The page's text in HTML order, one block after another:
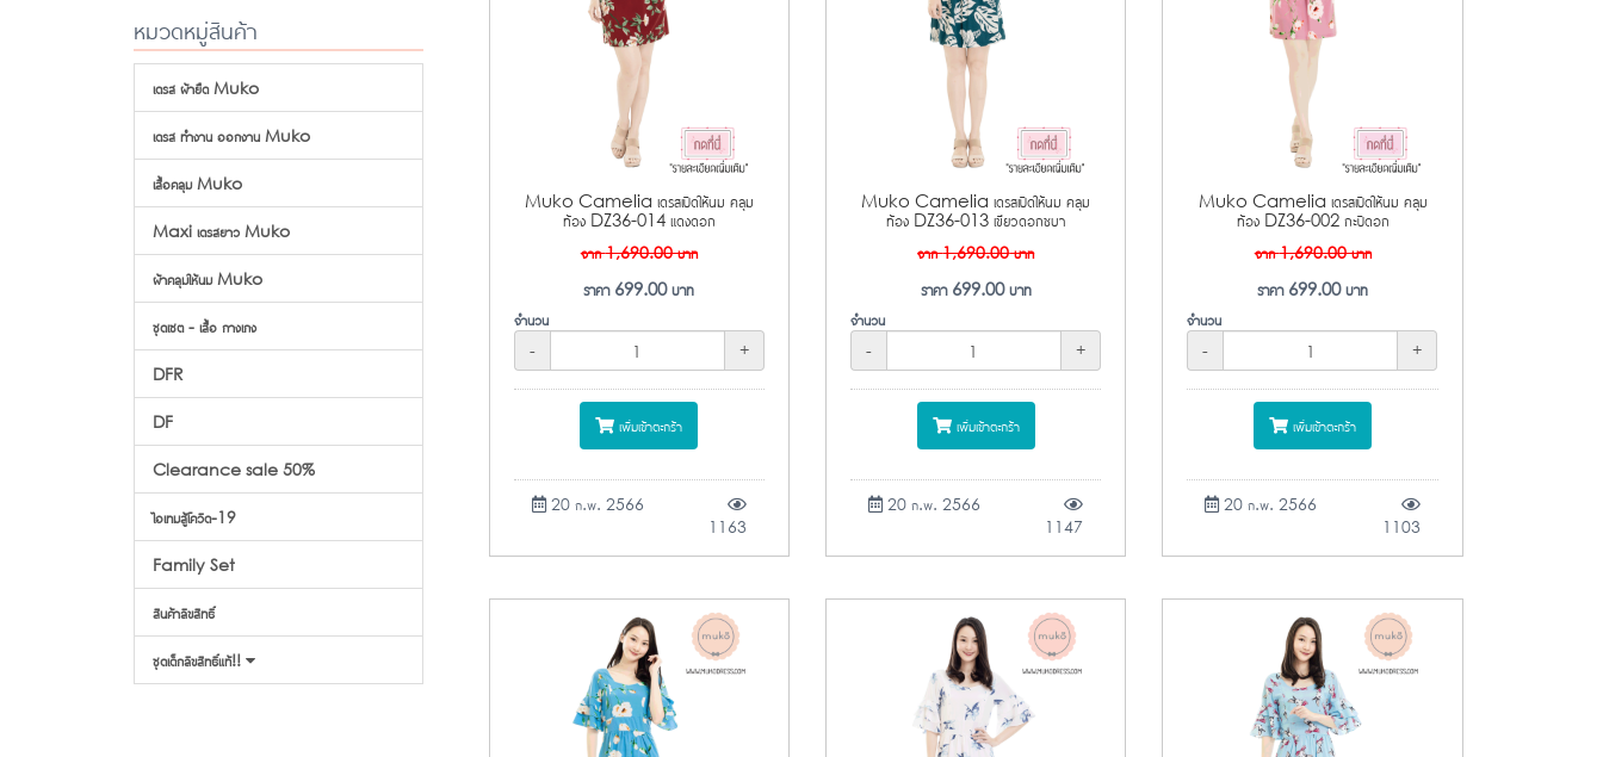
หมวดหมู่สินค้า
เดรส ผ้ายืด Muko
เดรส ทำงาน ออกงาน Muko
เสื้อคลุม Muko
Maxi เดรสยาว Muko
ผ้าคลุมให้นม Muko
ชุดเซต - เสื้อ กางเกง
DFR
DF
Clearance sale 50%
ไอเทมสู้โควิด-19
Family Set
สินค้าลิขสิทธิ์
ชุดเด็กลิขสิทธิ์แท้!!
Muko Camelia เดรสเปิดให้นม คลุม
ท้อง DZ36-014 แดงดอก
จาก1,690.00บาท
ราคา 699.00บาท
จำนวน
-
+
เพิ่มเข้าตะกร้า
20 ก.พ. 2566
1163
Muko Camelia เดรสเปิดให้นม คลุม
ท้อง DZ36-013 เขียวดอกชบา
จาก1,690.00บาท
ราคา 699.00บาท
จำนวน
-
+
เพิ่มเข้าตะกร้า
20 ก.พ. 2566
1147
Muko Camelia เดรสเปิดให้นม คลุม
ท้อง DZ36-002 กะปิดอก
จาก1,690.00บาท
ราคา 699.00บาท
จำนวน
-
+
เพิ่มเข้าตะกร้า
20 ก.พ. 2566
1103